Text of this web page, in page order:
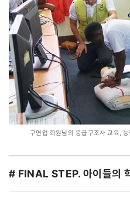
구연업 회원님의 응급구조사 교육,
# FINAL STEP. 아이들의